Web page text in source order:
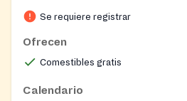
Se requiere registrar
Ofrecen
Comestibles gratis
Calendario